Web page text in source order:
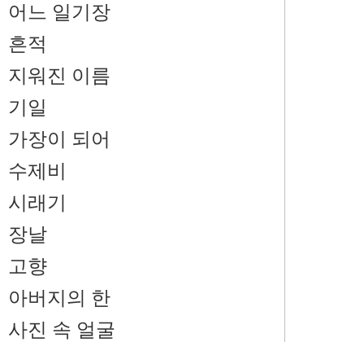
어느 일기장
흔적
지워진 이름
기일
가장이 되어
수제비
시래기
장날
고향
아버지의 한
사진 속 얼굴